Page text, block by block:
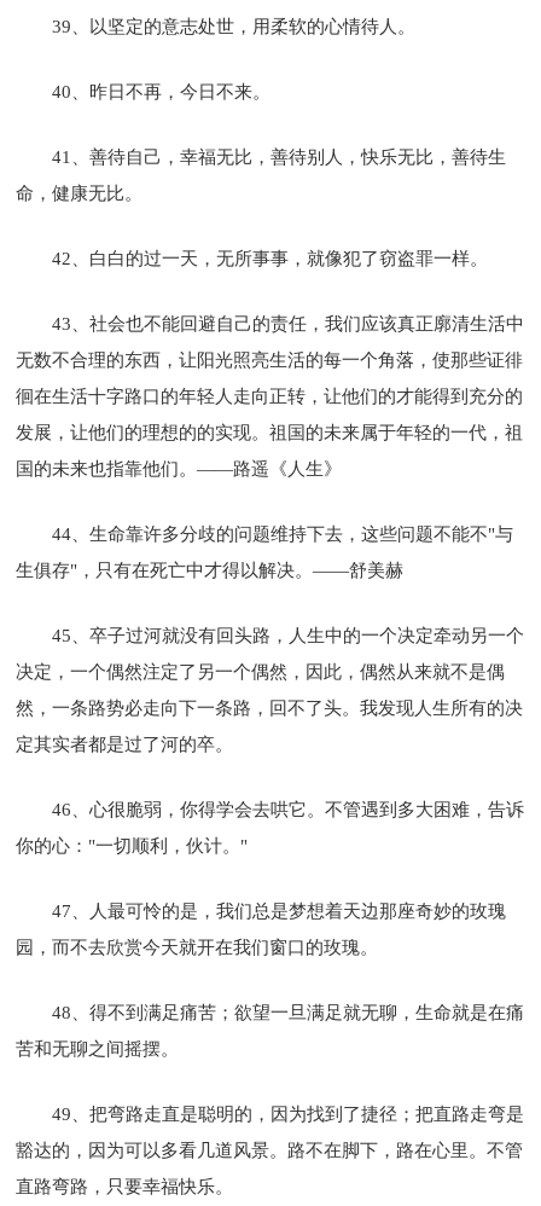
39、以坚定的意志处世，用柔软的心情待人。
40、昨日不再，今日不来。
41、善待自己，幸福无比，善待别人，快乐无比，善待生
命，健康无比。
42、白白的过一天，无所事事，就像犯了窃盗罪一样。
43、社会也不能回避自己的责任，我们应该真正廓清生活中
无数不合理的东西，让阳光照亮生活的每一个角落，使那些证徘
徊在生活十字路口的年轻人走向正转，让他们的才能得到充分的
发展，让他们的理想的的实现。祖国的未来属于年轻的一代，祖
国的未来也指靠他们。——路遥《人生》
44、生命靠许多分歧的问题维持下去，这些问题不能不"与
生俱存"，只有在死亡中才得以解决。――舒美赫
45、卒子过河就没有回头路，人生中的一个决定牵动另一个
决定，一个偶然注定了另一个偶然，因此，偶然从来就不是偶
然，一条路势必走向下一条路，回不了头。我发现人生所有的决
定其实者都是过了河的卒。
46、心很脆弱，你得学会去哄它。不管遇到多大困难，告诉
你的心："一切顺利，伙计。"
47、人最可怜的是，我们总是梦想着天边那座奇妙的玫瑰
园，而不去欣赏今天就开在我们窗口的玫瑰。
48、得不到满足痛苦；欲望一旦满足就无聊，生命就是在痛
苦和无聊之间摇摆。
49、把弯路走直是聪明的，因为找到了捷径；把直路走弯是
豁达的，因为可以多看几道风景。路不在脚下，路在心里。不管
直路弯路，只要幸福快乐。